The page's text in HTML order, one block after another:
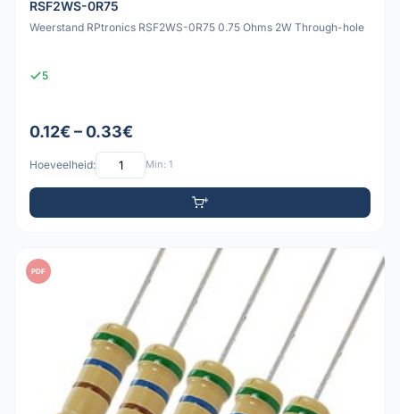
RSF2WS-0R75
Weerstand RPtronics RSF2WS-0R75 0.75 Ohms 2W Through-hole
5
0.12€ – 0.33€
Hoeveelheid: Min: 1
PDF